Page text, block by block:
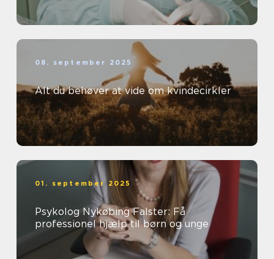
08. september 2025
Alt du behøver at vide om kvindecirkler
01. september 2025
Psykolog Nykøbing Falster: Få
professionel hjælp til børn og unge